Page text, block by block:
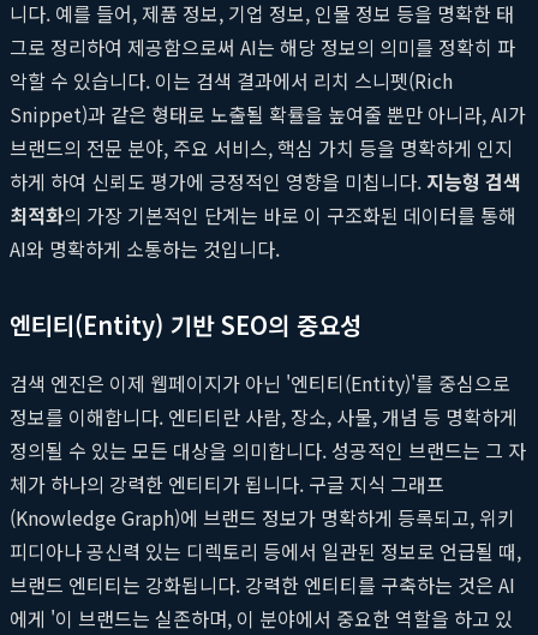
니다. 예를 들어, 제품 정보, 기업 정보, 인물 정보 등을 명확한 태
그로 정리하여 제공함으로써 AI는 해당 정보의 의미를 정확히 파
악할 수 있습니다. 이는 검색 결과에서 리치 스니펫(Rich
Snippet)과 같은 형태로 노출될 확률을 높여줄 뿐만 아니라, AI가
브랜드의 전문 분야, 주요 서비스, 핵심 가치 등을 명확하게 인지
하게 하여 신뢰도 평가에 긍정적인 영향을 미칩니다. 지능형 검색
최적화의 가장 기본적인 단계는 바로 이 구조화된 데이터를 통해
AI와 명확하게 소통하는 것입니다.
엔티티(Entity) 기반 SEO의 중요성
검색 엔진은 이제 웹페이지가 아닌 '엔티티(Entity)'를 중심으로
정보를 이해합니다. 엔티티란 사람, 장소, 사물, 개념 등 명확하게
정의될 수 있는 모든 대상을 의미합니다. 성공적인 브랜드는 그 자
체가 하나의 강력한 엔티티가 됩니다. 구글 지식 그래프
(Knowledge Graph)에 브랜드 정보가 명확하게 등록되고, 위키
피디아나 공신력 있는 디렉토리 등에서 일관된 정보로 언급될 때,
브랜드 엔티티는 강화됩니다. 강력한 엔티티를 구축하는 것은 AI
에게 '이 브랜드는 실존하며, 이 분야에서 중요한 역할을 하고 있